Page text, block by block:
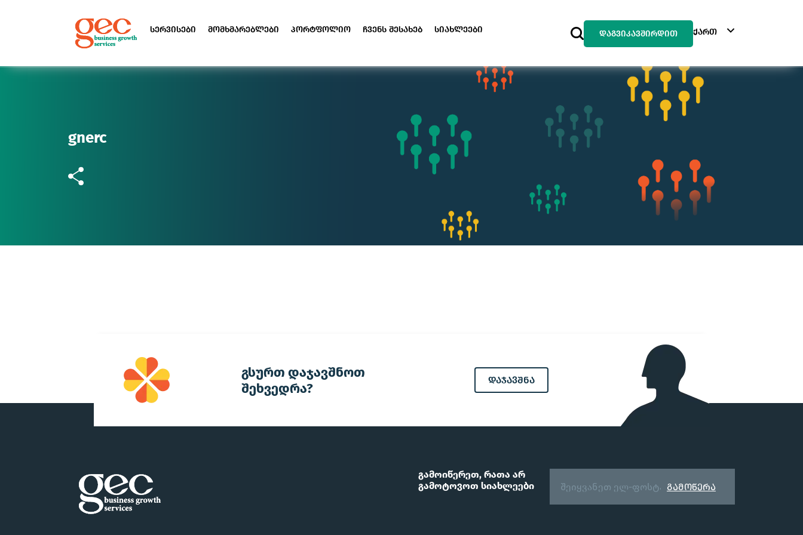
სერვისები მომხმარებლები პორტფოლიო ჩვენს შესახებ სიახლეები დაგვიკავშირდით
ქართ
gnerc
გსურთ დაჯავშნოთ
შეხვედრა?
დაჯავშნა
გამოიწერეთ, რათა არ
გამოტოვოთ სიახლეები
გამოწერა